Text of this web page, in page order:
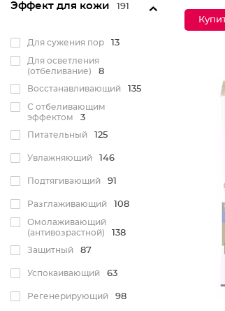
Эффект для кожи 191
Для сужения пор 13
Для осветления
(отбеливание)
8
Восстанавливающий 135
С отбеливающим
эффектом
3
Питательный 125
Увлажняющий 146
Подтягивающий 91
Разглаживающий 108
Омолаживающий
(антивозрастной)
138
Защитный 87
Успокаивающий 63
Регенерирующий 98